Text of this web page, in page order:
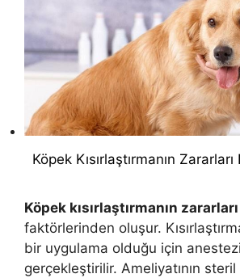
Köpek Kısırlaştırmanın
Köpek kısırlaştırmanın zararları
faktörlerinden oluşur.
bir uygulama olduğu için
gerçekleştirilir. Ameliyatının